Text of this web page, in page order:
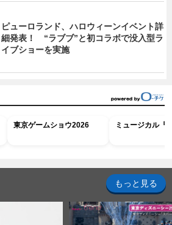
ピューロランド、ハロウィーンイベント詳
細発表！ “ラブブ”と初コラボで没入型ラ
イブショーを実施
東京ゲームショウ2026 ミュージカル『
もっと見る